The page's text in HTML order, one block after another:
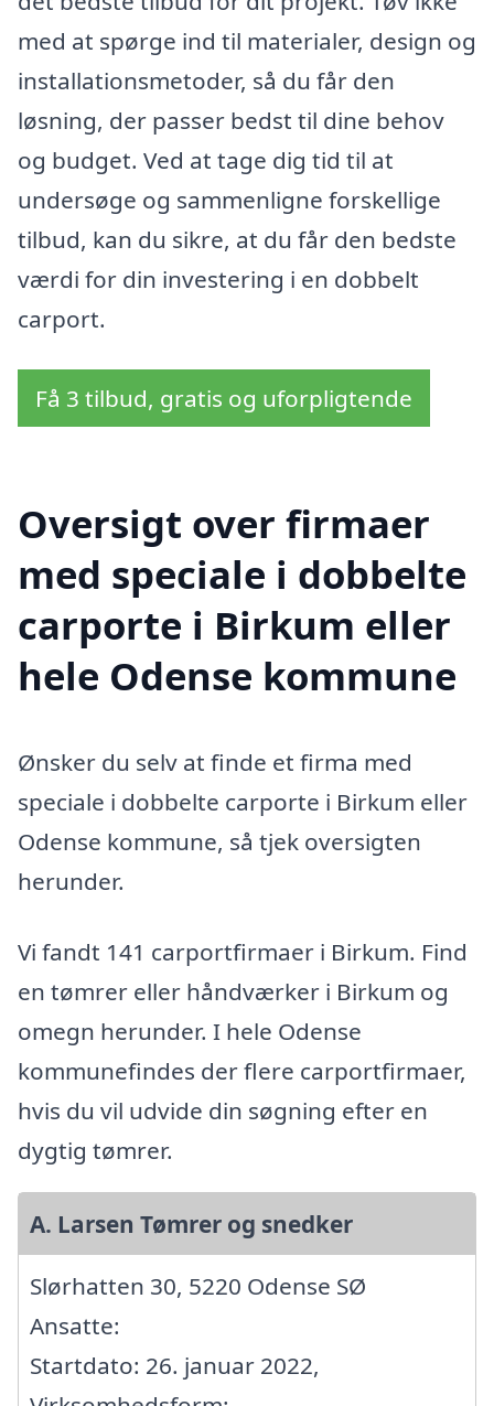
med at spørge ind til materialer, design og
installationsmetoder, så du får den
løsning, der passer bedst til dine behov
og budget. Ved at tage dig tid til at
undersøge og sammenligne forskellige
tilbud, kan du sikre, at du får den bedste
værdi for din investering i en dobbelt
carport.
Få 3 tilbud, gratis og uforpligtende
Oversigt over firmaer
med speciale i dobbelte
carporte i Birkum eller
hele Odense kommune
Ønsker du selv at finde et firma med
speciale i dobbelte carporte i Birkum eller
Odense kommune, så tjek oversigten
herunder.
Vi fandt 141 carportfirmaer i Birkum. Find
en tømrer eller håndværker i Birkum og
omegn herunder. I hele Odense
kommunefindes der flere carportfirmaer,
hvis du vil udvide din søgning efter en
dygtig tømrer.
A. Larsen Tømrer og snedker
Slørhatten 30, 5220 Odense SØ
Ansatte:
Startdato: 26. januar 2022,